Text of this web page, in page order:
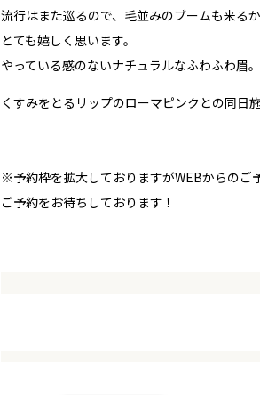
流行はまた巡るので、毛並みのブームも来る
とても嬉しく思います。
やっている感のないナチュラルなふわふわ眉
くすみをとるリップのローマピンクとの同日
※予約枠を拡大しておりますがWEBからのご
ご予約をお待ちしております！